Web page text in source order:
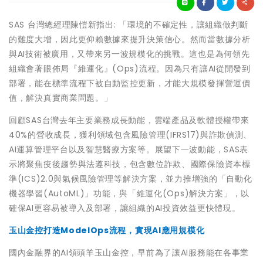
SAS 台灣總經理陳愷新指出: 「環境的不確定性，讓組織做判斷
的難度大增，因此更仰賴數據來提升決策信心。然而當數據分析
與AI技術被廣用，又帶來另一波規模化的挑戰。這也是為何領先
組織會著眼佈局『維運化』(Ops)流程。因為只有讓AI從開發到
部署，能在標準流程下被自動監控更新，才能大規模發揮營運價
值，解決真實商業問題。」
回顧SAS台灣去年主要業務成長動能，雲端產品及軟體授權帶來
40%的營收成長，獲利領域包含風險管理(IFRS17)與詐欺偵測、
AI運算管理平台以及智慧醫療方案等。展望下一波動能，SAS表
示將聚焦疫後趨勢與法遵科技，包含數位詐欺、國際保險資本標
準(ICS)2.0與氣候風險管理等解決方案，並力推增強的「自動化
機器學習(AutoML)」功能，與「維運化(Ops)解決方案」，以
確保AI更容易被導入及部署，讓組織的AI投資效益更快體現。
玉山金控打造ModelOps流程，實現AI應用規模化
國內金融界的AI領頭羊玉山金控，早前為了讓AI服務能在各事業